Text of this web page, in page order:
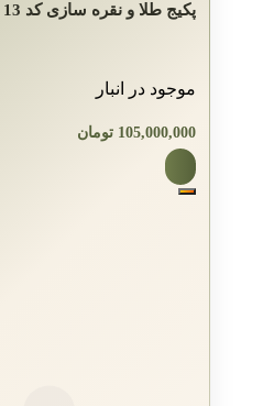
پکیج طلا و نقره سازی کد 13
موجود در انبار
105,000,000 تومان